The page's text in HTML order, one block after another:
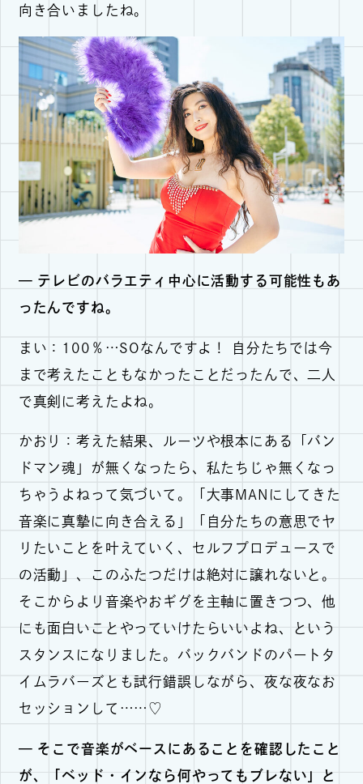
向き合いましたね。
— テレビのバラエティ中心に活動する可能性もあ
ったんですね。
まい：100％…SOなんですよ！ 自分たちでは今
まで考えたこともなかったことだったんで、二人
で真剣に考えたよね。
かおり：考えた結果、ルーツや根本にある「バン
ドマン魂」が無くなったら、私たちじゃ無くなっ
ちゃうよねって気づいて。「大事MANにしてきた
音楽に真摯に向き合える」「自分たちの意思でヤ
リたいことを叶えていく、セルフプロデュースで
の活動」、このふたつだけは絶対に譲れないと。
そこからより音楽やおギグを主軸に置きつつ、他
にも面白いことやっていけたらいいよね、という
スタンスになりました。バックバンドのパートタ
イムラバーズとも試行錯誤しながら、夜な夜なお
セッションして……♡
— そこで音楽がベースにあることを確認したこと
が、「ベッド・インなら何やってもブレない」と